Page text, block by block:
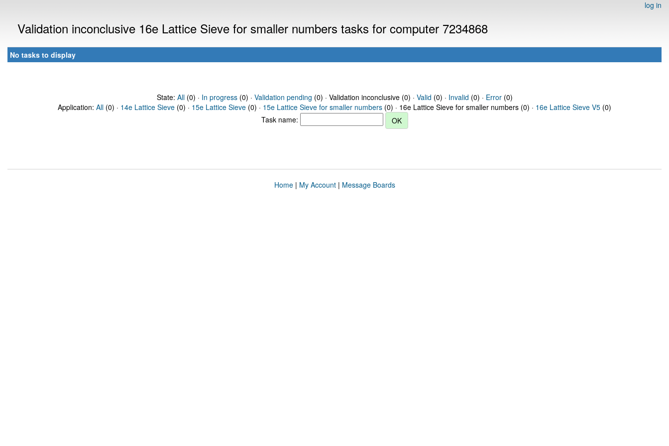
log in
Validation inconclusive 16e Lattice Sieve for smaller numbers tasks for computer 7234868
No tasks to display
State: All(0) · In progress(0) · Validation pending (0) · Validation inconclusive (0) · Valid (0) · Invalid (0) · Error(0)
Application: All (0) · 14e Lattice Sieve (0) · 15e Lattice Sieve (0) · 15e Lattice Sieve for smaller numbers (0) · 16e Lattice Sieve for smaller numbers (0) · 16e Lattice Sieve V5 (0)
Task name:
Home| My Account| Message Boards